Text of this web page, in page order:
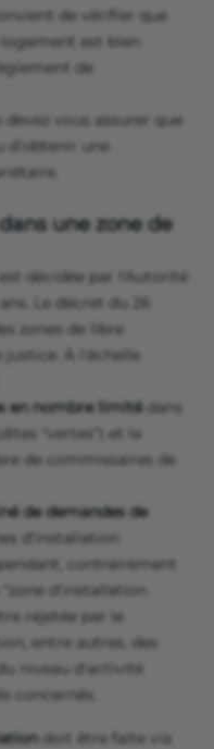
de vérifier que
est bien
de
devez vous assurer que
une
une zone de
décidée par l'Autorité
Le décret du 26
zones de libre
À l'échelle
en nombre limitédans
"vertes") et la
de commissaires de
de demandes de
d'installation
contrairement
d'installation
rejetée par le
entre autres, des
niveau d'activité
concernés.
doit être faite via